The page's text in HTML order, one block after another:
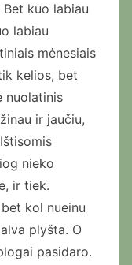
kuo labiau
labiau
mėnesiais
kelios, bet
nuolatinis
ir jaučiu,
nieko
ir tiek.
kol nueinu
plyšta. O
pasidaro.